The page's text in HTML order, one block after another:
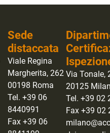
Sede
distaccata
Viale Regina
Margherita, 262
00198 Roma
Tel. +39 06
8440991
Fax +39 06
Via Tonale,
20125
Tel. +39 02
Fax +39 02